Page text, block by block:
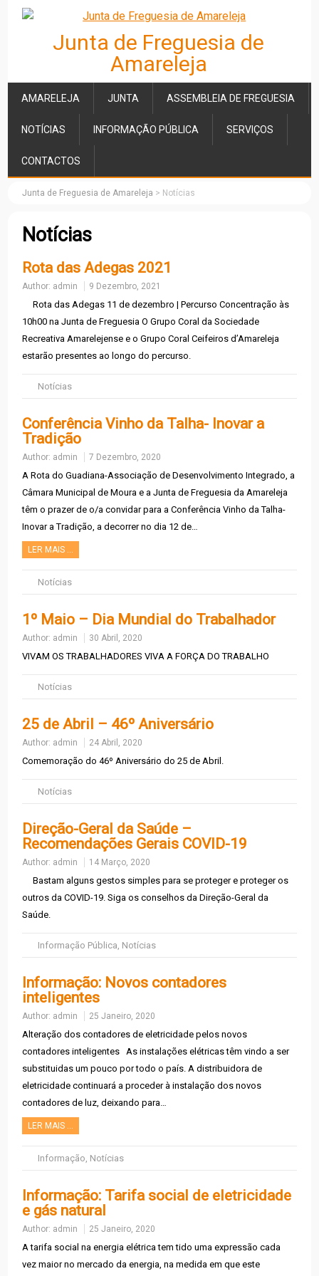
Junta de Freguesia de
Amareleja
AMARELEJA JUNTA ASSEMBLEIA DE FREGUESIA
NOTÍCIAS INFORMAÇÃO PÚBLICA SERVIÇOS
CONTACTOS
Junta de Freguesia de Amareleja > Notícias
Notícias
Rota das Adegas 2021
Author: admin 9 Dezembro, 2021
Rota das Adegas 11 de dezembro | Percurso Concentração às
10h00 na Junta de Freguesia O Grupo Coral da Sociedade
Recreativa Amarelejense e o Grupo Coral Ceifeiros d’Amareleja
estarão presentes ao longo do percurso.
Notícias
Conferência Vinho da Talha- Inovar a
Tradição
Author: admin 7 Dezembro, 2020
A Rota do Guadiana-Associação de Desenvolvimento Integrado, a
Câmara Municipal de Moura e a Junta de Freguesia da Amareleja
têm o prazer de o/a convidar para a Conferência Vinho da Talha-
Inovar a Tradição, a decorrer no dia 12 de…
LER MAIS …
Notícias
1º Maio – Dia Mundial do Trabalhador
Author: admin 30 Abril, 2020
VIVAM OS TRABALHADORES VIVA A FORÇA DO TRABALHO
Notícias
25 de Abril – 46º Aniversário
Author: admin 24 Abril, 2020
Comemoração do 46º Aniversário do 25 de Abril.
Notícias
Direção-Geral da Saúde –
Recomendações Gerais COVID-19
Author: admin 14 Março, 2020
Bastam alguns gestos simples para se proteger e proteger os
outros da COVID-19. Siga os conselhos da Direção-Geral da
Saúde.
Informação Pública, Notícias
Informação: Novos contadores
inteligentes
Author: admin 25 Janeiro, 2020
Alteração dos contadores de eletricidade pelos novos
contadores inteligentes As instalações elétricas têm vindo a ser
substituidas um pouco por todo o país. A distribuidora de
eletricidade continuará a proceder à instalação dos novos
contadores de luz, deixando para…
LER MAIS …
Informação, Notícias
Informação: Tarifa social de eletricidade
e gás natural
Author: admin 25 Janeiro, 2020
A tarifa social na energia elétrica tem tido uma expressão cada
vez maior no mercado da energia, na medida em que este